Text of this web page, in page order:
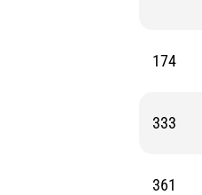
174
333
361